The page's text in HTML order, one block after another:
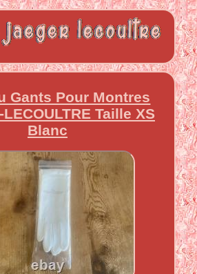
Gants Pour Montres
Taille XS
Blanc